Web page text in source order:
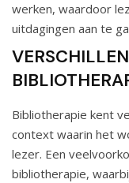
werken, waardoor
uitdagingen aan te
Bibliotherapie kent
context waarin het
lezer. Een
bibliotherapie,